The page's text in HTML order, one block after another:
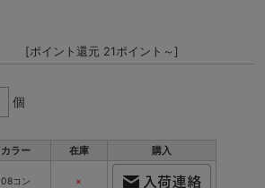
[ポイント還元 21ポイント～]
個
カラー 在庫 購入
08コン ×